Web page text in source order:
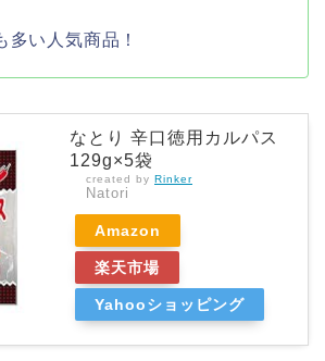
多い人気商品！
なとり 辛口徳用カルパス
129g×5袋
created by Rinker
Natori
Amazon
楽天市場
Yahooショッピング